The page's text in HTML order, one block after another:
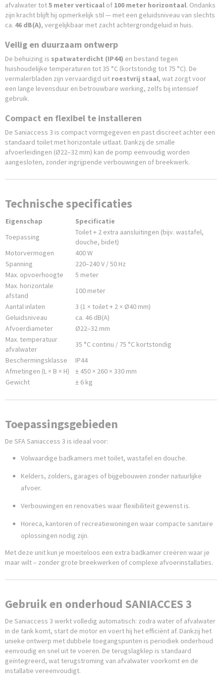
afvalwater tot5 meter verticaal of 100 meter horizontaal. Ondanks
zijn kracht blijft hij opmerkelijk stil — met een geluidsniveau van slechts
ca. 46 dB(A), vergelijkbaar met zacht achtergrondgeluid in huis.
Veilig en duurzaam ontwerp
De behuizing is spatwaterdicht (IP44) en bestand tegen
huishoudelijke temperaturen tot 35 °C (kortstondig tot 75 °C). De
vermalerbladen zijn vervaardigd uit roestvrij staal, wat zorgt voor
een lange levensduur en betrouwbare werking, zelfs bij intensief
gebruik.
Compact en flexibel te installeren
De Saniaccess 3 is compact vormgegeven en past discreet achter een
standaard toilet met horizontale uitlaat. Dankzij de smalle
afvoerleidingen (Ø22–32 mm) kan de pomp eenvoudig worden
aangesloten, zonder ingrijpende verbouwingen of breekwerk.
Technische specificaties
Eigenschap
Specificatie
Toepassing
Toilet + 2 extra aansluitingen (bijv. wastafel,
douche, bidet)
Motorvermogen
400 W
Spanning
220–240 V / 50 Hz
Max. opvoerhoogte
5 meter
Max. horizontale
afstand
100 meter
Aantal inlaten
3 (1 × toilet + 2 × Ø40 mm)
Geluidsniveau
ca. 46 dB(A)
Afvoerdiameter
Ø22–32 mm
Max. temperatuur
afvalwater
35 °C continu / 75 °C kortstondig
Beschermingsklasse
IP44
Afmetingen (L × B × H)
± 450 × 260 × 330 mm
Gewicht
± 6 kg
Toepassingsgebieden
De SFA Saniaccess 3 is ideaal voor:
Volwaardige badkamers met toilet, wastafel en douche.
Kelders, zolders, garages of bijgebouwen zonder natuurlijke
afvoer.
Verbouwingen en renovaties waar flexibiliteit gewenst is.
Horeca, kantoren of recreatiewoningen waar compacte sanitaire
oplossingen nodig zijn.
Met deze unit kun je moeiteloos een extra badkamer creëren waar je
maar wilt – zonder grote breekwerken of complexe afvoerinstallaties.
Gebruik en onderhoud SANIACCES 3
De Saniaccess 3 werkt volledig automatisch: zodra water of afvalwater
in de tank komt, start de motor en voert hij het efficiënt af. Dankzij het
unieke ontwerp met dubbele toegangspunten is periodiek onderhoud
eenvoudig en snel uit te voeren. De terugslagklep is standaard
geïntegreerd, wat terugstroming van afvalwater voorkomt en de
installatie vereenvoudigt.